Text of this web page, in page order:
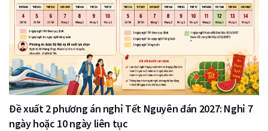
Đề xuất 2 phương án nghỉ Tết Nguyên đán 2027: Nghỉ 7
ngày hoặc 10 ngày liên tục